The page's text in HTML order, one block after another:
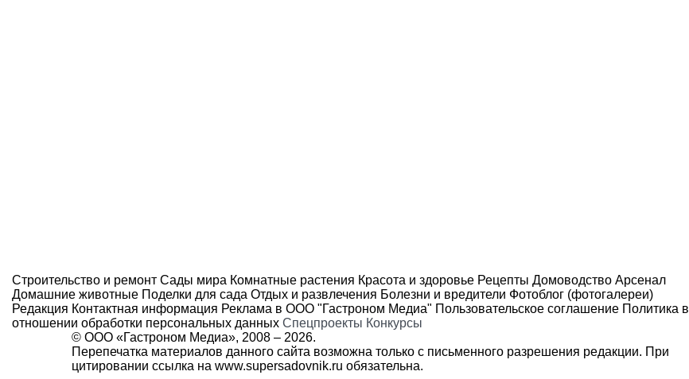
Строительство и ремонт Сады мира Комнатные растения Красота и здоровье Рецепты Домоводство Арсенал
Домашние животные Поделки для сада Отдых и развлечения Болезни и вредители Фотоблог (фотогалереи)
Редакция Контактная информация Реклама в ООО "Гастроном Медиа" Пользовательское соглашение Политика в
отношении обработки персональных данных Спецпроекты Конкурсы
© ООО «Гастроном Медиа», 2008 – 2026.
Перепечатка материалов данного сайта возможна только с письменного разрешения редакции. При
цитировании ссылка на www.supersadovnik.ru обязательна.